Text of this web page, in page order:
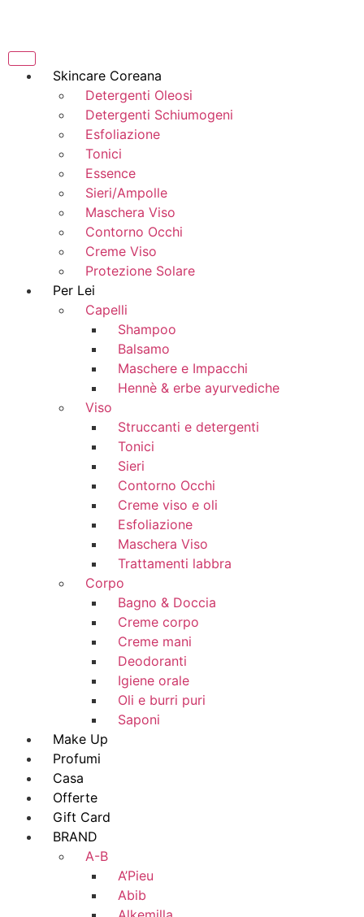
Skincare Coreana
Detergenti Oleosi
Detergenti Schiumogeni
Esfoliazione
Tonici
Essence
Sieri/Ampolle
Maschera Viso
Contorno Occhi
Creme Viso
Protezione Solare
Per Lei
Capelli
Shampoo
Balsamo
Maschere e Impacchi
Hennè & erbe ayurvediche
Viso
Struccanti e detergenti
Tonici
Sieri
Contorno Occhi
Creme viso e oli
Esfoliazione
Maschera Viso
Trattamenti labbra
Corpo
Bagno & Doccia
Creme corpo
Creme mani
Deodoranti
Igiene orale
Oli e burri puri
Saponi
Make Up
Profumi
Casa
Offerte
Gift Card
BRAND
A-B
A’Pieu
Abib